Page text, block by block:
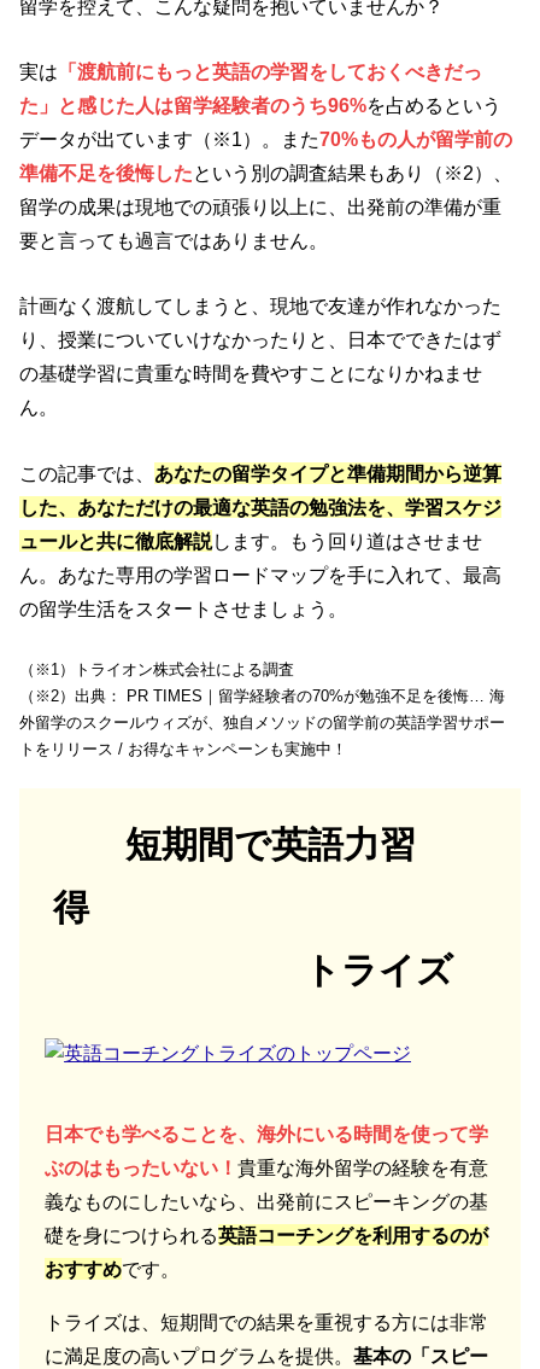
留学を控えて、こんな疑問を抱いていませんか？
実は 「渡航前にもっと英語の学習をしておくべきだっ
た」と感じた人は留学経験者のうち96%を占めるという
データが出ています（※1）。また70%もの人が留学前の
準備不足を後悔したという別の調査結果もあり（※2）、
留学の成果は現地での頑張り以上に、出発前の準備が重
要と言っても過言ではありません。
計画なく渡航してしまうと、現地で友達が作れなかった
り、授業についていけなかったりと、日本でできたはず
の基礎学習に貴重な時間を費やすことになりかねませ
ん。
この記事では、 あなたの留学タイプと準備期間から逆算
した、あなただけの最適な英語の勉強法を、学習スケジ
ュールと共に徹底解説します。もう回り道はさせませ
ん。あなた専用の学習ロードマップを手に入れて、最高
の留学生活をスタートさせましょう。
（※1）トライオン株式会社による調査
（※2）出典： PR TIMES｜留学経験者の70%が勉強不足を後悔… 海
外留学のスクールウィズが、独自メソッドの留学前の英語学習サポー
トをリリース / お得なキャンペーンも実施中！
短期間で英語力習
得
トライズ
日本でも学べることを、海外にいる時間を使って学
ぶのはもったいない！貴重な海外留学の経験を有意
義なものにしたいなら、出発前にスピーキングの基
礎を身につけられる英語コーチングを利用するのが
おすすめです。
トライズは、短期間での結果を重視する方には非常
に満足度の高いプログラムを提供。基本の「スピー